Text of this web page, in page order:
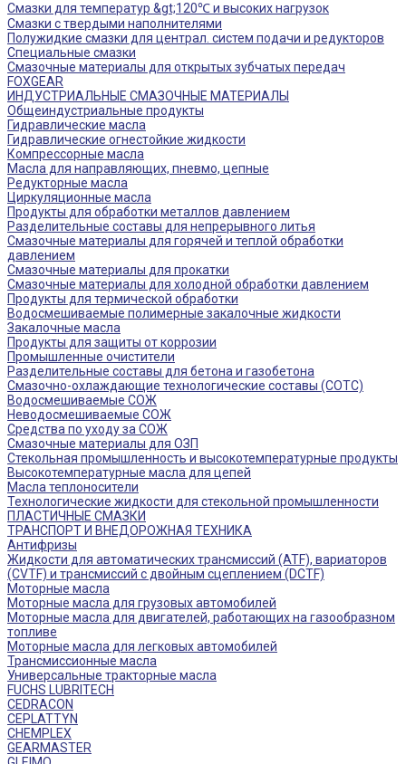
Смазки для температур &gt;120℃ и высоких нагрузок
Смазки с твердыми наполнителями
Полужидкие смазки для централ. систем подачи и редукторов
Специальные смазки
Смазочные материалы для открытых зубчатых передач
FOXGEAR
ИНДУСТРИАЛЬНЫЕ СМАЗОЧНЫЕ МАТЕРИАЛЫ
Общеиндустриальные продукты
Гидравлические масла
Гидравлические огнестойкие жидкости
Компрессорные масла
Масла для направляющих, пневмо, цепные
Редукторные масла
Циркуляционные масла
Продукты для обработки металлов давлением
Разделительные составы для непрерывного литья
Смазочные материалы для горячей и теплой обработки
давлением
Смазочные материалы для прокатки
Смазочные материалы для холодной обработки давлением
Продукты для термической обработки
Водосмешиваемые полимерные закалочные жидкости
Закалочные масла
Продукты для защиты от коррозии
Промышленные очистители
Разделительные составы для бетона и газобетона
Смазочно-охлаждающие технологические составы (СОТС)
Водосмешиваемые СОЖ
Неводосмешиваемые СОЖ
Средства по уходу за СОЖ
Смазочные материалы для ОЗП
Стекольная промышленность и высокотемпературные продукты
Высокотемпературные масла для цепей
Масла теплоносители
Технологические жидкости для стекольной промышленности
ПЛАСТИЧНЫЕ СМАЗКИ
ТРАНСПОРТ И ВНЕДОРОЖНАЯ ТЕХНИКА
Антифризы
Жидкости для автоматических трансмиссий (ATF), вариаторов
(CVTF) и трансмиссий с двойным сцеплением (DCTF)
Моторные масла
Моторные масла для грузовых автомобилей
Моторные масла для двигателей, работающих на газообразном
топливе
Моторные масла для легковых автомобилей
Трансмиссионные масла
Универсальные тракторные масла
FUCHS LUBRITECH
CEDRACON
CEPLATTYN
CHEMPLEX
GEARMASTER